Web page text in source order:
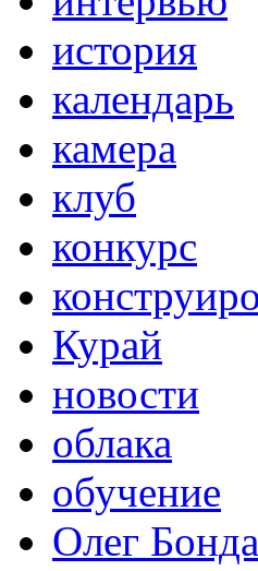
история
календарь
камера
клуб
конкурс
Курай
новости
облака
обучение
Олег